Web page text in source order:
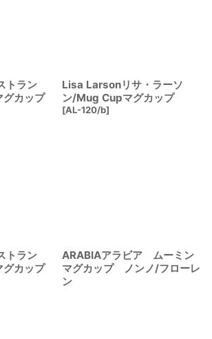
トラン
カップ
Lisa Larsonリサ・ラーソ
ン/Mug Cupマグカップ
[AL-120/b]
トラン
カップ
ARABIAアラビア ムーミン
マグカップ ノンノ/フローレ
ン